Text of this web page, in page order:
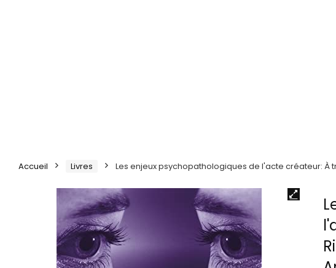
Accueil Livres Les enjeux psychopathologiques de l'acte créateur: À